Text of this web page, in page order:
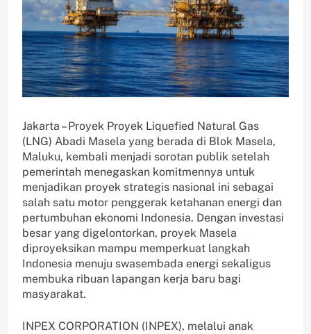
Jakarta – Proyek Proyek Liquefied Natural Gas
(LNG) Abadi Masela yang berada di Blok Masela,
Maluku, kembali menjadi sorotan publik setelah
pemerintah menegaskan komitmennya untuk
menjadikan proyek strategis nasional ini sebagai
salah satu motor penggerak ketahanan energi dan
pertumbuhan ekonomi Indonesia. Dengan investasi
besar yang digelontorkan, proyek Masela
diproyeksikan mampu memperkuat langkah
Indonesia menuju swasembada energi sekaligus
membuka ribuan lapangan kerja baru bagi
masyarakat.
INPEX CORPORATION (INPEX), melalui anak